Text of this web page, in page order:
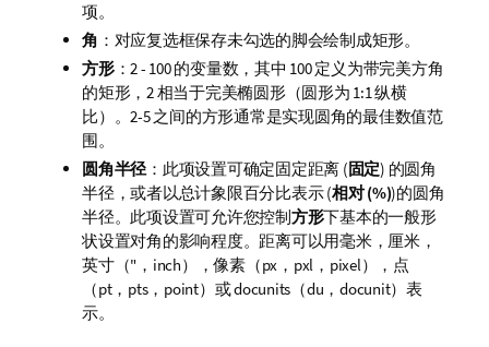
项。
角 ：对应复选框保存未勾选的脚会绘制成矩形。
方形：2 - 100 的变量数，其中 100 定义为带完美方角
的矩形，2 相当于完美椭圆形（圆形为 1:1 纵横
比）。2-5 之间的方形通常是实现圆角的最佳数值范
围。
圆角半径：此项设置可确定固定距离 (固定) 的圆角
半径，或者以总计象限百分比表示 (相对 (%))的圆角
半径。此项设置可允许您控制方形下基本的一般形
状设置对角的影响程度。距离可以用毫米，厘米，
英寸（"，inch），像素（px，pxl，pixel），点
（pt，pts，point）或 docunits（du，docunit）表
示。